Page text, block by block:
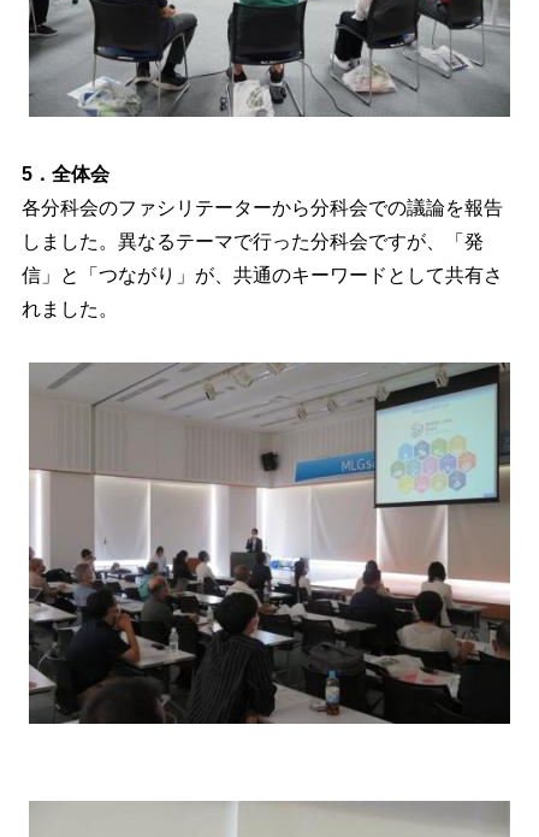
5．全体会
各分科会のファシリテーターから分科会での議論を報告
しました。異なるテーマで行った分科会ですが、「発
信」と「つながり」が、共通のキーワードとして共有さ
れました。